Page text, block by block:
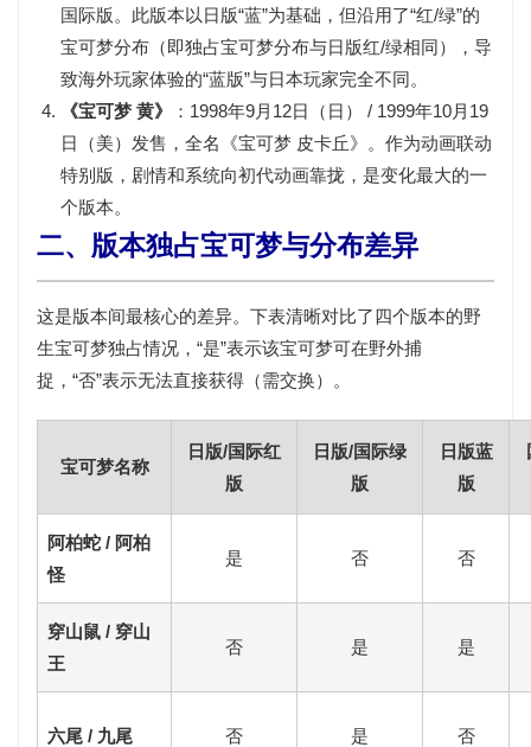
国际版。此版本以日版“蓝”为基础，但沿用了“红/绿”的
宝可梦分布（即独占宝可梦分布与日版红/绿相同），导
致海外玩家体验的“蓝版”与日本玩家完全不同。
《宝可梦 黄》
： 1998年9月12日（日） / 1999年10月19
日（美） 发售，全名《宝可梦 皮卡丘》。作为动画联动
特别版，剧情和系统向初代动画靠拢，是变化最大的一
个版本。
二、版本独占宝可梦与分布差异
这是版本间最核心的差异。下表清晰对比了四个版本的野
生宝可梦独占情况， “是”表示该宝可梦可在野外捕
捉， “否”表示无法直接获得（需交换）。
宝可梦名称
日版/国际红
版
日版/国际绿
版
日版蓝
版
阿柏蛇 / 阿柏
怪
是 否 否
穿山鼠 / 穿山
王
否 是 是
六尾 / 九尾 否 是 否